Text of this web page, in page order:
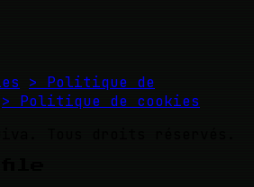
> Politique de
> Politique de cookies